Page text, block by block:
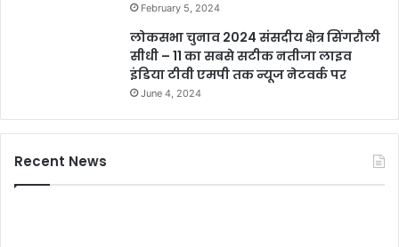
February 5, 2024
लोकसभा चुनाव 2024 संसदीय क्षेत्र सिंगरौली
सीधी – 11 का सबसे सटीक नतीजा लाइव
इंडिया टीवी एमपी तक न्यूज नेटवर्क पर
June 4, 2024
Recent News